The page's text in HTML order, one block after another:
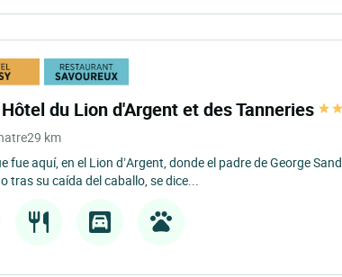
du Lion d'Argent et des Tanneries
29 km
fue aquí, en el Lion d’Argent, donde el padre de George Sand
tras su caída del caballo, se dice...